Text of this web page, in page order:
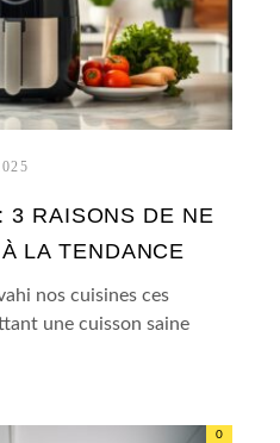
3 RAISONS DE NE
LA TENDANCE
nos cuisines ces
une cuisson saine
0